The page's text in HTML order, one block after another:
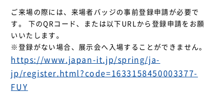
ご来場の際には、来場者バッジの事前登録申請が必要で
す。 下のQRコード、または以下URLから登録申請をお願
いいたします。
※登録がない場合、展示会へ入場することができません。
https://www.japan-it.jp/spring/ja-
jp/register.html?code=1633158450003377-
FUY